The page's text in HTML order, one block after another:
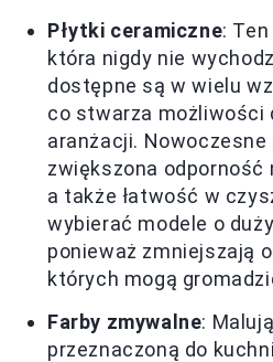
Płytki ceramiczne:
która nigdy nie
dostępne są w wielu
co stwarza możliwości
aranżacji. Nowoczesne
zwiększona odporność
a także łatwość w
wybierać modele o
ponieważ zmniejszają
których mogą
Farby zmywalne:
przeznaczoną do